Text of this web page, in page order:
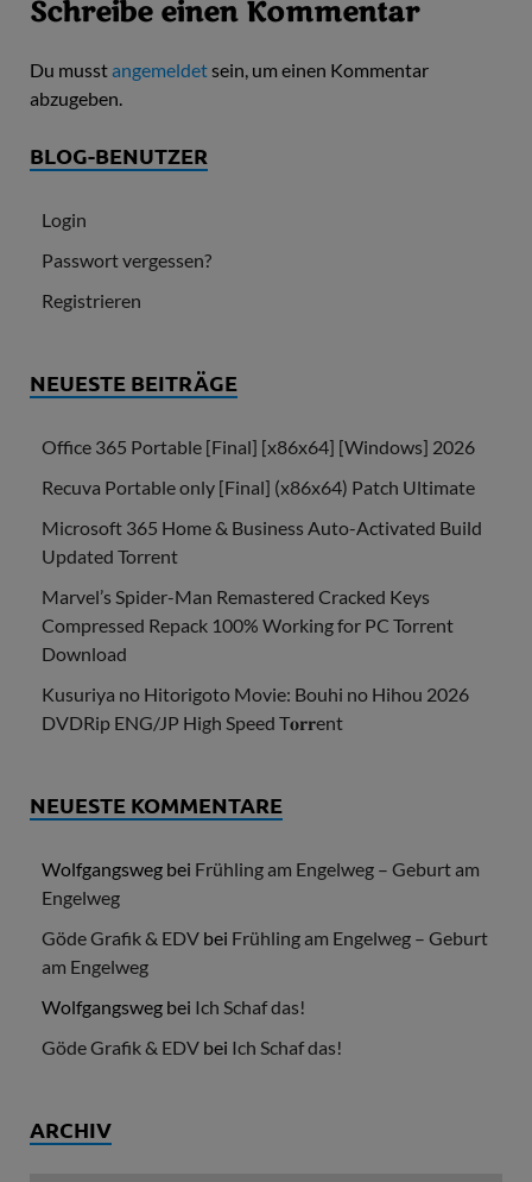
Schreibe einen Kommentar
Du musstangemeldetsein, um einen Kommentar
abzugeben.
BLOG-BENUTZER
Login
Passwort vergessen?
Registrieren
NEUESTE BEITRÄGE
Office 365 Portable [Final] [x86x64] [Windows] 2026
Recuva Portable only [Final] (x86x64) Patch Ultimate
Microsoft 365 Home & Business Auto-Activated Build
Updated Torrent
Marvel’s Spider-Man Remastered Cracked Keys
Compressed Repack 100% Working for PC Torrent
Download
Kusuriya no Hitorigoto Movie: Bouhi no Hihou 2026
DVDRip ENG/JP High Speed T𝐨𝐫𝐫ent
NEUESTE KOMMENTARE
Wolfgangsweg bei Frühling am Engelweg – Geburt am
Engelweg
Göde Grafik & EDV bei Frühling am Engelweg – Geburt
am Engelweg
Wolfgangsweg bei Ich Schaf das!
Göde Grafik & EDV bei Ich Schaf das!
ARCHIV